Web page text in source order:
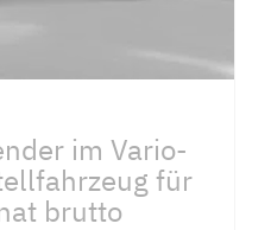
im Vario-
für
brutto